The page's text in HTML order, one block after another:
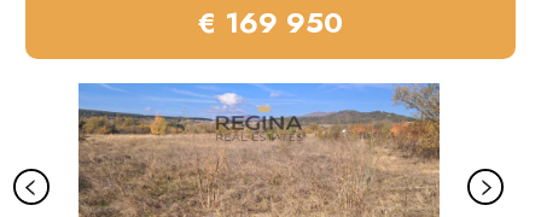
€ 169 950